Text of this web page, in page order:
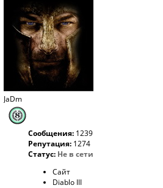
JaDm
Сообщения: 1239
Репутация: 1274
Статус: Не в сети
Сайт
Diablo III